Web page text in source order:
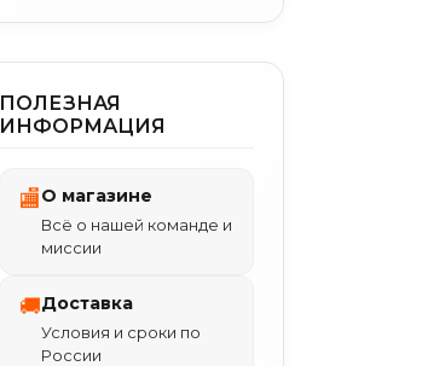
ПОЛЕЗНАЯ
ИНФОРМАЦИЯ
🏬О магазине
Всё о нашей команде и
миссии
🚚Доставка
Условия и сроки по
России